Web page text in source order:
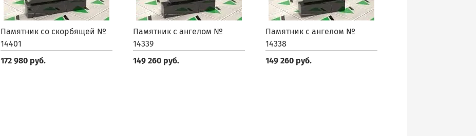
Памятник со скорбящей №
14401
172 980 руб.
Памятник с ангелом №
14339
149 260 руб.
Памятник с ангелом №
14338
149 260 руб.